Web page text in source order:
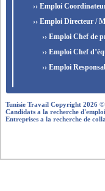
›› Emploi
›› Emploi Directeur /
›› Emploi Chef de
›› Emploi Chef
›› Emploi
Tunisie Travail Copyright 2026
Candidats a la recherche
Entreprises a la recherche de